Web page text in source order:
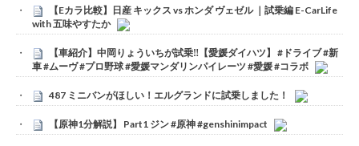
【Eカラ比較】日産 キックス vs ホンダ ヴェゼル ｜試乗編 E-CarLife
with 五味やすたか
【車紹介】中岡りょういちが試乗‼️【愛媛ダイハツ】 #ドライブ #新
車 #ムーヴ #プロ野球 #愛媛マンダリンパイレーツ #愛媛 #コラボ
487 ミニバンがほしい！エルグランドに試乗しました！
【原神1分解説】 Part1 ジン #原神 #genshinimpact